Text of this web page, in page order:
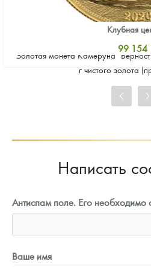
Золотая монета Камеруна
г чистого золота
Клубная
99 154
Цена
Написать
Антиспам поле. Его необходимо
Ваше имя